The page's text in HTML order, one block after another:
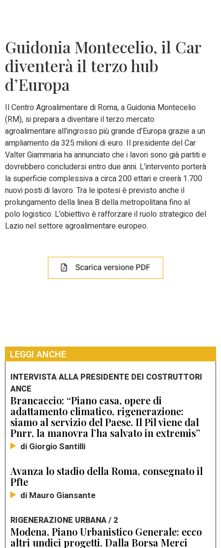
Guidonia Montecelio, il Car
diventerà il terzo hub
d’Europa
Il Centro Agroalimentare di Roma, a Guidonia Montecelio
(RM), si prepara a diventare il terzo mercato
agroalimentare all’ingrosso più grande d’Europa grazie a un
ampliamento da 325 milioni di euro. Il presidente del Car
Valter Giammaria ha annunciato che i lavori sono già partiti e
dovrebbero concludersi entro due anni. L’intervento porterà
la superficie complessiva a circa 200 ettari e creerà 1.700
nuovi posti di lavoro. Tra le ipotesi è previsto anche il
prolungamento della linea B della metropolitana fino al
polo logistico. L’obiettivo è rafforzare il ruolo strategico del
Lazio nel settore agroalimentare europeo.
LEGGI ANCHE
INTERVISTA ALLA PRESIDENTE DEI COSTRUTTORI
ANCE
Brancaccio: “Piano casa, opere di
adattamento climatico, rigenerazione:
siamo al servizio del Paese. Il Pil viene dal
Pnrr, la manovra l’ha salvato in extremis”
di Giorgio Santilli
Avanza lo stadio della Roma, consegnato il
Pfte
di Mauro Giansante
RIGENERAZIONE URBANA / 2
Modena, Piano Urbanistico Generale: ecco
altri undici progetti. Dalla Borsa Merci